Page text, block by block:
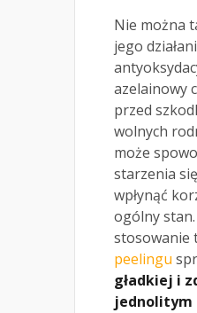
Nie można
jego
azelainowy
przed
wolnych
może
starzenia
wpłynąć
ogólny
stosowanie
peelingu
gładkiej i
jednolitym